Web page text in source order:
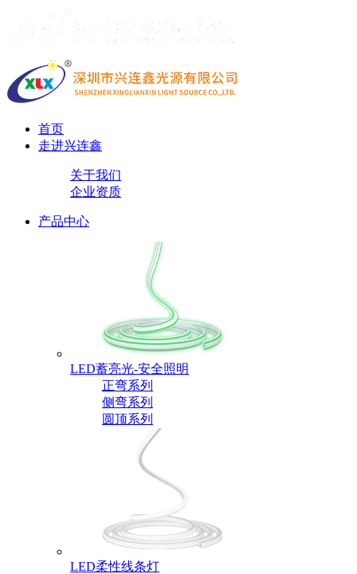
首页
走进兴连鑫
关于我们
企业资质
产品中心
LED蓄亮光-安全照明
正弯系列
侧弯系列
圆顶系列
LED柔性线条灯